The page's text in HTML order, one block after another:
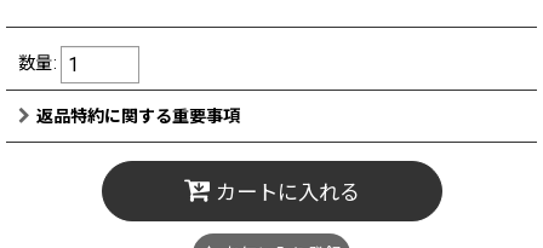
数量:
返品特約に関する重要事項
カートに入れる